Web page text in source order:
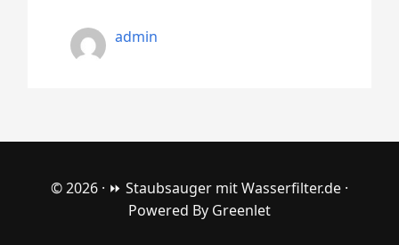
admin
© 2026 · ⏩ Staubsauger mit Wasserfilter.de ·
Powered By Greenlet